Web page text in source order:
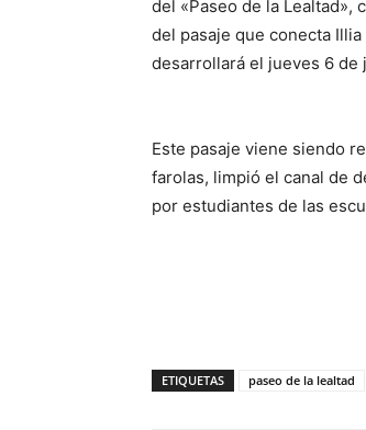
del «Paseo de la
del pasaje que conecta
desarrollará el jueves 6 de
Este pasaje viene siendo
farolas, limpió el canal de
por estudiantes de las
ETIQUETAS paseo de la lealtad